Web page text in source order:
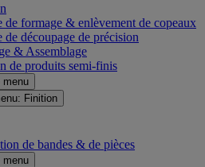
de formage & enlèvement de copeaux
de découpage de précision
& Assemblage
de produits semi-finis
menu
Finition
de bandes & de pièces
menu